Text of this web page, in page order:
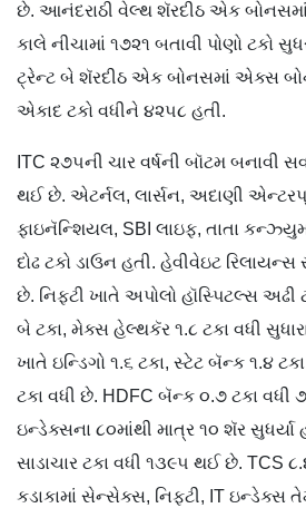
છે. આનંદરાઠી વેલ્થ શૅરદીઠ એક
કાલે નીચામાં ૧૭૨૧ બતાવી પોણો ટકો
ટ્રેન્ટ બે શૅરદીઠ એક બોનસમાં એક્સ
એકાદ ટકો વધીને ૪૨૫૮ હતી.
ITC ૨૭૫ની ચાર વર્ષની બૉટમ બનાવી
થઈ છે. એટર્નલ, લાર્સન, અદાણી
ફાઇનૅન્શિયલ, SBI લાઇફ, તાતા
દોઢ ટકો ડાઉન હતી. હેવીવેઇટ રિલાયન્સ
છે. નિફ્ટી ખાતે અપોલો હૉસ્પિટલ્સ અઢી
બે ટકા, મેક્સ હેલ્થકૅર ૧.૮ ટકા વધી
ખાતે ઇન્ડિગો ૧.૬ ટકા, સ્ટેટ બૅન્ક ૧.૪
ટકા વધી છે. HDFC બૅન્ક ૦.૭ ટકા વધી
ઇન્ડેક્સના ૮૦માંથી માત્ર ૧૦ શૅર સુધર્યા
સાડાચાર ટકા વધી ૧૩૯૫ થઈ છે. TCS
કડાકામાં સેન્સેક્સ, નિફ્ટી, IT ઇન્ડેક્સ